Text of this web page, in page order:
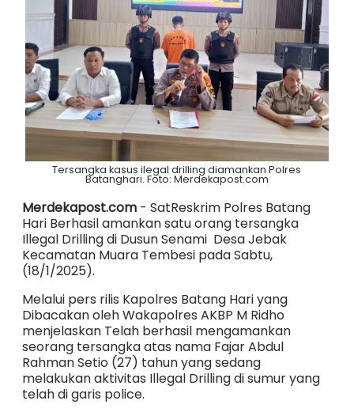
Tersangka kasus ilegal drilling diamankan Polres
Batanghari. Foto: Merdekapost.com
Merdekapost.com- SatReskrim Polres Batang
Hari Berhasil amankan satu orang tersangka
Illegal Drilling di Dusun Senami Desa Jebak
Kecamatan Muara Tembesi pada Sabtu,
(18/1/2025).
Melalui pers rilis Kapolres Batang Hari yang
Dibacakan oleh Wakapolres AKBP M Ridho
menjelaskan Telah berhasil mengamankan
seorang tersangka atas nama Fajar Abdul
Rahman Setio (27) tahun yang sedang
melakukan aktivitas Illegal Drilling di sumur yang
telah di garis police.